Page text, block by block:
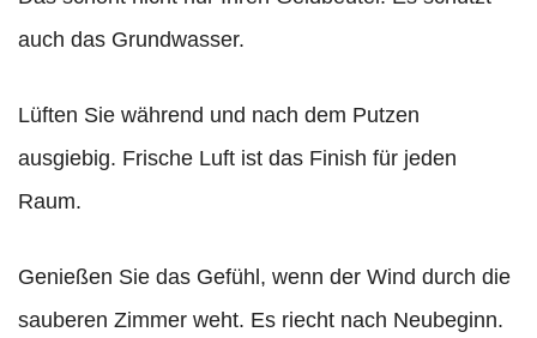
auch das Grundwasser.
Lüften Sie während und nach dem Putzen
ausgiebig. Frische Luft ist das Finish für jeden
Raum.
Genießen Sie das Gefühl, wenn der Wind durch die
sauberen Zimmer weht. Es riecht nach Neubeginn.